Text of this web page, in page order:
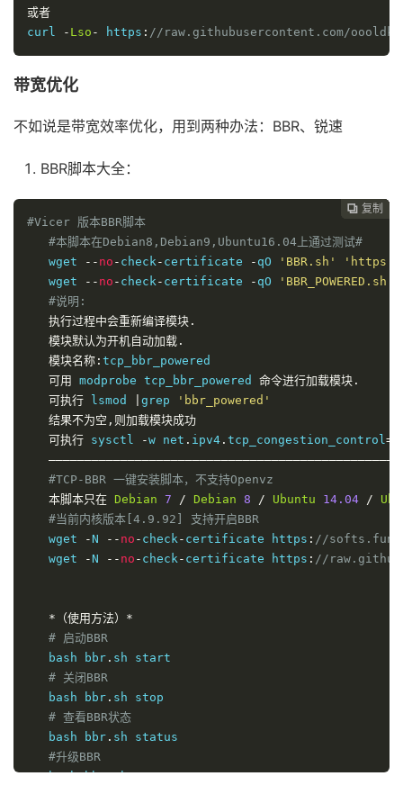
或者
curl
- Lso - https : //raw.githubusercontent.com/
带宽优化
不如说是带宽效率优化，用到两种办法：BBR、锐速
BBR脚本大全：
 复制
 复制
 复制
 复制
 复制
#Vicer 版本BBR脚本
#本脚本在Debian8,Debian9,Ubuntu16.04上通过测试#
wget
-- no - check- certificate - qO 'BBR.sh'
'https://
wget
-- no - check- certificate - qO 'BBR_POWERED.sh'
#说明:
执行过程中会重新编译模块.
模块默认为开机自动加载.
模块名称: tcp_bbr_powered
可用
modprobe tcp_bbr_powered 命令进行加载模块.
可执行 lsmod grep
'bbr_powered'
结果不为空,则加载模块成功
可执行 sysctl -w net . ipv4 . tcp_congestion_control=
#TCP-BBR 一键安装脚本，不支持Openvz
本脚本只在 Debian 7 / Debian 8 / Ubuntu 14.04 /
#当前内核版本[4.9.92] 支持开启BBR
wget
-N -- no - check- certificate https : //softs.fun/
wget
-N -- no - check- certificate https : //
*（使用方法）*
# 启动BBR
bash bbr . sh start
# 关闭BBR
bash bbr . sh stop
# 查看BBR状态
bash bbr . sh status
#升级BBR
bash bbr.sh